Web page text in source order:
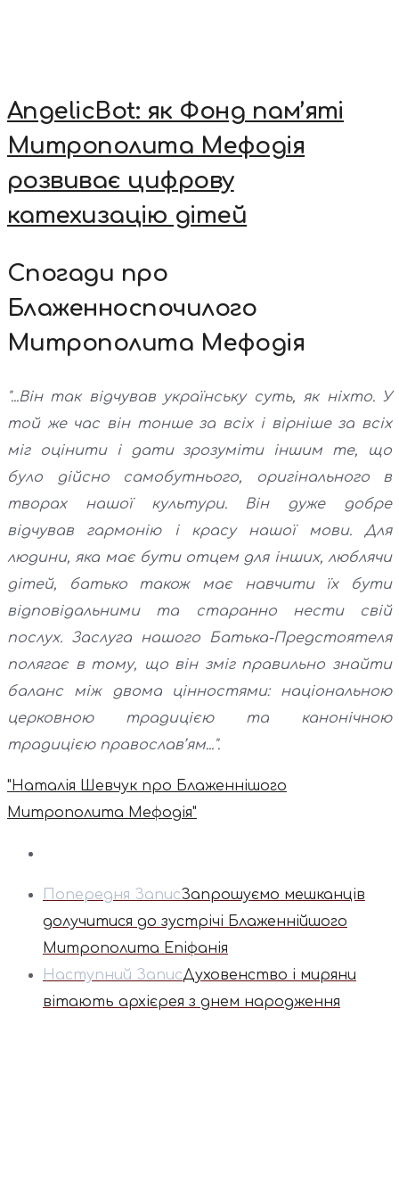
AngelicBot: як Фонд пам’яті
Митрополита Мефодія
розвиває цифрову
катехизацію дітей
Спогади про
Блаженноспочилого
Митрополита Мефодія
"...Він так відчував українську суть, як ніхто. У
той же час він тонше за всіх і вірніше за всіх
міг оцінити і дати зрозуміти іншим те, що
було дійсно самобутнього, оригінального в
творах нашої культури. Він дуже добре
відчував гармонію і красу нашої мови. Для
людини, яка має бути отцем для інших, люблячи
дітей, батько також має навчити їх бути
відповідальними та старанно нести свій
послух. Заслуга нашого Батька-Предстоятеля
полягає в тому, що він зміг правильно знайти
баланс між двома цінностями: національною
церковною традицією та канонічною
традицією православ’ям...".
"Наталія Шевчук про Блаженнішого
Митрополита Мефодія"
Попередня ЗаписЗапрошуємо мешканців
долучитися до зустрічі Блаженнійшого
Митрополита Епіфанія
Наступний ЗаписДуховенство і миряни
вітають архієрея з днем народження